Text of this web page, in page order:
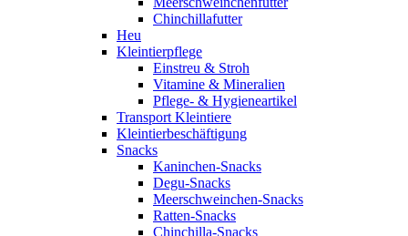
Chinchillafutter
Heu
Kleintierpflege
Einstreu & Stroh
Vitamine & Mineralien
Pflege- & Hygieneartikel
Transport Kleintiere
Kleintierbeschäftigung
Snacks
Kaninchen-Snacks
Degu-Snacks
Meerschweinchen-Snacks
Ratten-Snacks
Chinchilla-Snacks